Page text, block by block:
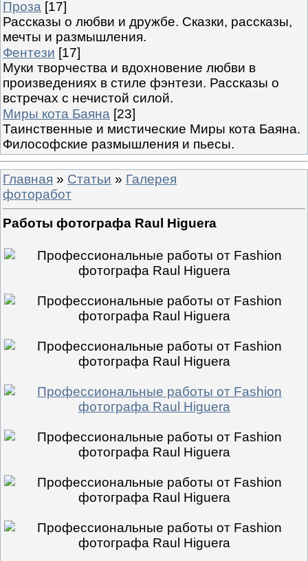
Проза [17]
Рассказы о любви и дружбе. Сказки, рассказы,
мечты и размышления.
Фентези [17]
Муки творчества и вдохновение любви в
произведениях в стиле фэнтези. Рассказы о
встречах с нечистой силой.
Миры кота Баяна [23]
Таинственные и мистические Миры кота Баяна.
Философские размышления и пьесы.
Главная » Статьи » Галерея
фоторабот
Работы фотографа Raul Higuera